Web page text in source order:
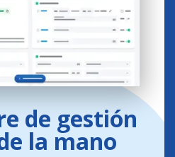
de gestión
la mano